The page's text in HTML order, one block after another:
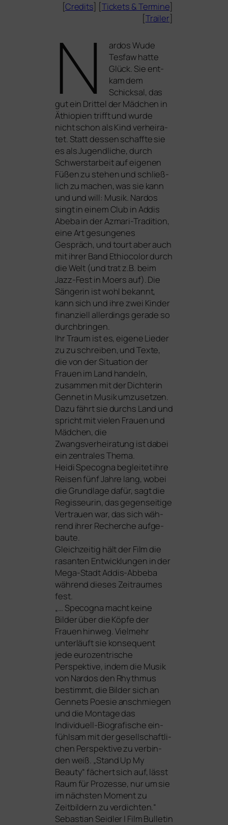
[Credits] [Tickets &Termine]
[Trailer]
N
ardos Wude
Tesfaw hat­te
Glück. Sie ent­
kam dem
Schicksal, das
gut ein Drittel der Mädchen in
Äthiopien trifft und wur­de
nicht schon als Kind ver­hei­ra­
tet. Statt des­sen schaff­te sie
es als Jugendliche, durch
Schwerstarbeit auf eige­nen
Füßen zu ste­hen und schließ­
lich zu machen, was sie kann
und und will: Musik. Nardos
singt in einem Club in Addis
Abeba in der Azmari-Tradition,
eine Art gesun­ge­nes
Gespräch, und tourt aber auch
mit ihrer Band Ethiocolor durch
die Welt (und trat z.B. beim
Jazz-Fest in Moers auf). Die
Sängerin ist wohl bekannt,
kann sich und ihre zwei Kinder
finan­zi­ell aller­dings gera­de so
durch­brin­gen.
Ihr Traum ist es, eige­ne Lieder
zu zu schrei­ben, und Texte,
die von der Situation der
Frauen im Land han­deln,
zusam­men mit der Dichterin
Gennet in Musik umzu­set­zen.
Dazu fährt sie durchs Land und
spricht mit vie­len Frauen und
Mädchen, die
Zwangsverheiratung ist dabei
ein zen­tra­les Thema.
Heidi Specogna beglei­tet ihre
Reisen fünf Jahre lang, wobei
die Grundlage dafür, sagt die
Regisseurin, das gegen­sei­ti­ge
Vertrauen war, das sich wäh­
rend ihrer Recherche auf­ge­
bau­te.
Gleichzeitig hält der Film die
rasan­ten Entwicklungen in der
Mega-Stadt Addis-Abbeba
wäh­rend die­ses Zeitraumes
fest.
„… Specogna macht kei­ne
Bilder über die Köpfe der
Frauen hin­weg. Vielmehr
unter­läuft sie kon­se­quent
jede euro­zen­tri­sche
Perspektive, indem die Musik
von Nardos den Rhythmus
bestimmt, die Bilder sich an
Gennets Poesie anschmie­gen
und die Montage das
Individuell-Biografische ein­
fühl­sam mit der gesell­schaft­li­
chen Perspektive zu ver­bin­
den weiß. „Stand Up My
Beauty“ fächert sich auf, lässt
Raum für Prozesse, nur um sie
im nächs­ten Moment zu
Zeitbildern zu ver­dich­ten.“
Sebastian Seidler | Film Bulletin